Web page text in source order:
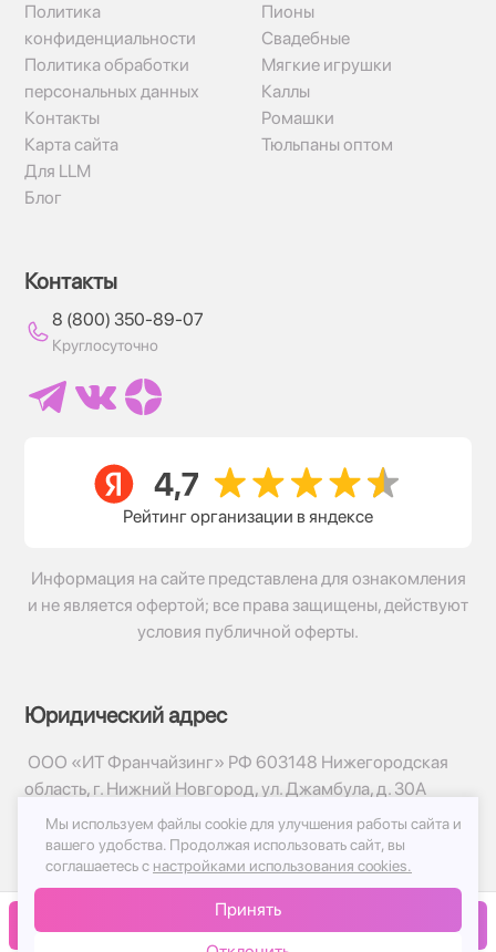
В корзину
Политика
конфиденциальности
Политика обработки
персональных данных
Контакты
Карта сайта
Для LLM
Блог
Пионы
Свадебные
Мягкие игрушки
Каллы
Ромашки
Тюльпаны оптом
Контакты
8 (800) 350-89-07
Круглосуточно
Рейтинг организации в яндексе
Информация на сайте представлена для ознакомления
и не является офертой; все права защищены, действуют
условия публичной оферты.
Юридический адрес
ООО «ИТ Франчайзинг» РФ 603148 Нижегородская
область, г. Нижний Новгород, ул. Джамбула, д. 30А
© 2017-2026г, База Цветов 24.ру
Политика конфиденциальности
Публичная оферта
Мы используем файлы cookie для улучшения работы сайта и
вашего удобства. Продолжая использовать сайт, вы
соглашаетесь с настройками использования cookies.
Принять